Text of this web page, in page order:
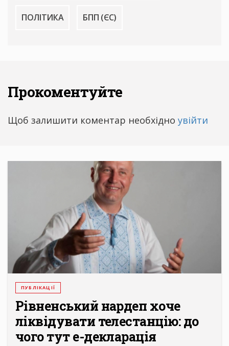
ПОЛІТИКА БПП (ЄС)
Прокоментуйте
Щоб залишити коментар необхідно увійти
ПУБЛІКАЦІЇ
Рівненський нардеп хоче
ліквідувати телестанцію: до
чого тут е-декларація